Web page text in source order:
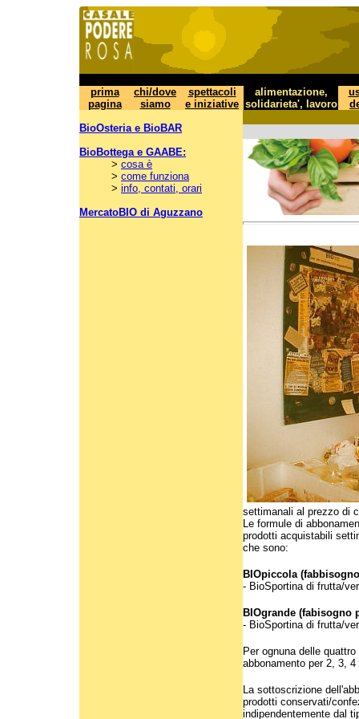
prima
pagina
chi/dove
siamo
spettacoli
e iniziative
alimentazione,
solidarieta', lavoro
BioOsteria e BioBAR
BioBottega e GAABE:
> cosa è
> come funziona
> info, contati, orari
MercatoBIO di Aguzzano
settimanali al prezzo di
Le formule di
prodotti acquistabili
che sono:
BIOpiccola
- BioSportina di frutta/
BIOgrande (fabisogno
- BioSportina di frutta/
Per ognuna delle
abbonamento per 2, 3,
La sottoscrizione
prodotti conservati/
indipendentemente dal